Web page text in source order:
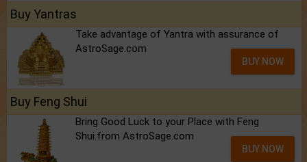
Buy Yantras
Take advantage of Yantra with assurance of
AstroSage.com
BUY NOW
Buy Feng Shui
Bring Good Luck to your Place with Feng
Shui.from AstroSage.com
BUY NOW